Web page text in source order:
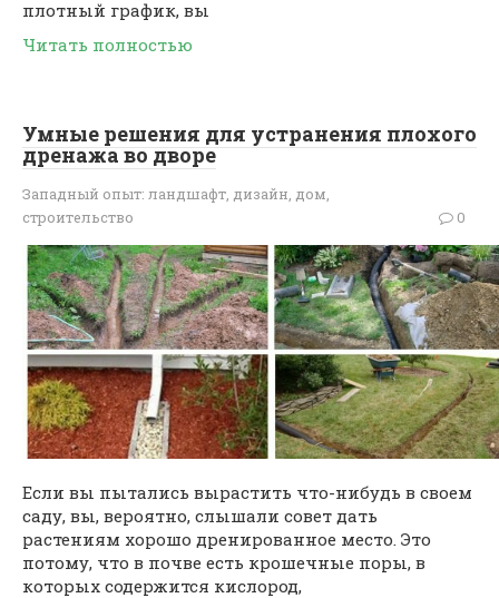
плотный график, вы
Читать полностью
Умные решения для устранения плохого
дренажа во дворе
Западный опыт: ландшафт, дизайн, дом,
строительство
0
Если вы пытались вырастить что-нибудь в своем
саду, вы, вероятно, слышали совет дать
растениям хорошо дренированное место. Это
потому, что в почве есть крошечные поры, в
которых содержится кислород,